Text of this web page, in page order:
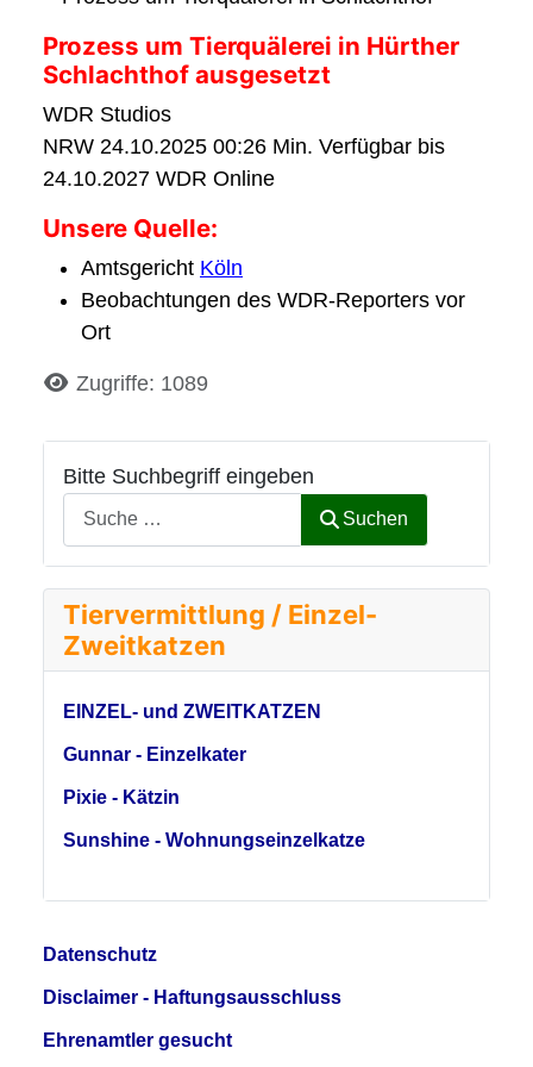
Bitte Suchbegriff eingeben
Suchen
Tiervermittlung / Einzel-
Zweitkatzen
EINZEL- und ZWEITKATZEN
Gunnar - Einzelkater
Pixie - Kätzin
Sunshine - Wohnungseinzelkatze
Prozess um Tierquälerei in Hürther
Schlachthof ausgesetzt
WDR Studios
NRW 24.10.2025 00:26 Min. Verfügbar bis
24.10.2027 WDR Online
Unsere Quelle:
Amtsgericht Köln
Beobachtungen des WDR-Reporters vor
Ort
DetailsZugriffe: 1089
Datenschutz
Disclaimer - Haftungsausschluss
Ehrenamtler gesucht